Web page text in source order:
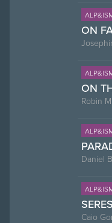
ON
ON
Robin
Daniel
Caio